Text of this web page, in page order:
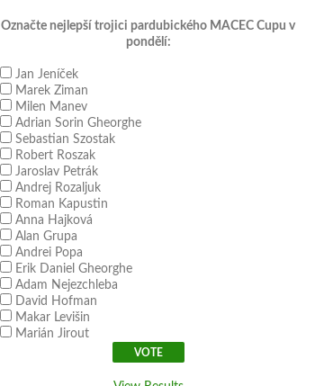
Označte nejlepší trojici pardubického MACEC Cupu v
pondělí:
Jan Jeníček
Marek Ziman
Milen Manev
Adrian Sorin Gheorghe
Sebastian Szostak
Robert Roszak
Jaroslav Petrák
Andrej Rozaljuk
Roman Kapustin
Anna Hajková
Alan Grupa
Andrei Popa
Erik Daniel Gheorghe
Adam Nejezchleba
David Hofman
Makar Levišin
Marián Jirout